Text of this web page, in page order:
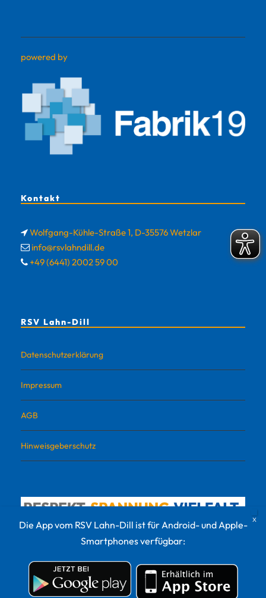
powered by
Kontakt
Wolfgang-Kühle-Straße 1, D-35576 Wetzlar
info@rsvlahndill.de
+49 (6441) 2002 59 00
RSV Lahn-Dill
Datenschutzerklärung
Impressum
AGB
Hinweisgeberschutz
© 2022 RSV Lahn-Dill Sportvermarktungs GmbH
Die App vom RSV Lahn-Dill ist für Android- und Apple-
Smartphones verfügbar: